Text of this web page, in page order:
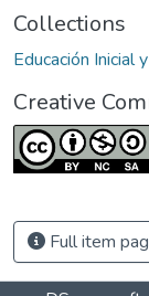
Collections
Educación Inicial
Creative
Full item